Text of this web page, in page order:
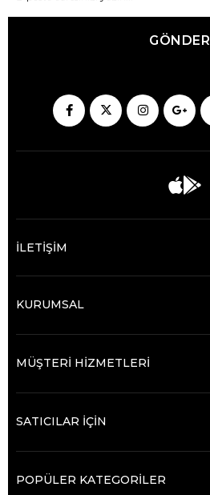
GÖNDER
İLETİŞİM
KURUMSAL
MÜŞTERİ HİZMETLERİ
SATICILAR İÇİN
POPÜLER KATEGORİLER